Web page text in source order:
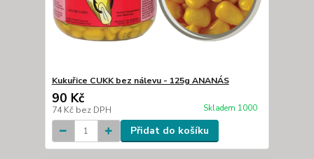
Kukuřice CUKK bez nálevu - 125g ANANÁS
90 Kč
74 Kč bez DPH Skladem 1000
Přidat do košíku